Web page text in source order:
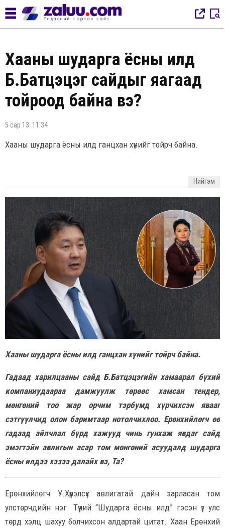
Хааны шударга ёсны илд
Б.Батцэцэг сайдыг яагаад
тойроод байна вэ?
5 сар 13. 11:34
Хааны шударга ёсны илд ганцхан хүнийг тойрч байна.
Нийгэм
Хааны шударга ёсны илд ганцхан хүнийг тойрч байна.
Гадаад харилцааны сайд Б.Батцэцэгийн хамаарал бүхий
компаниудаараа дамжуулж төрөөс хамсан тендер,
мөнгөний тоо жар орчим тэрбумд хүрчихсэн явааг
сэтгүүлчид олон баримтаар нотолчихлоо. Ерөнхийлөгч өө
гадаад айлчлал бүрд хажууд чинь гунхаж явдаг сайд
эмэгтэйн авлигын асар том мөнгөний асуудалд шударга
ёсны илдээ хэзээ далайх вэ, Та?
Ерөнхийлөгч У.Хүрэлсүх авлигатай дайн зарласан том
улстөрчдийн нэг. Түүний “Шударга ёсны илд” гэсэн үг улс
төрд хэлц шахуу болчихсон алдартай цитат. Хаан Ерөнхий